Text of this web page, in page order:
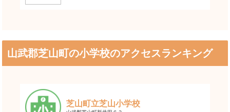
山武郡芝山町の小学校のアクセスランキング
芝山町立芝山小学校